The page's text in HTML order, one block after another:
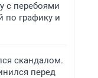
с перебоями
по графику и
скандалом.
перед